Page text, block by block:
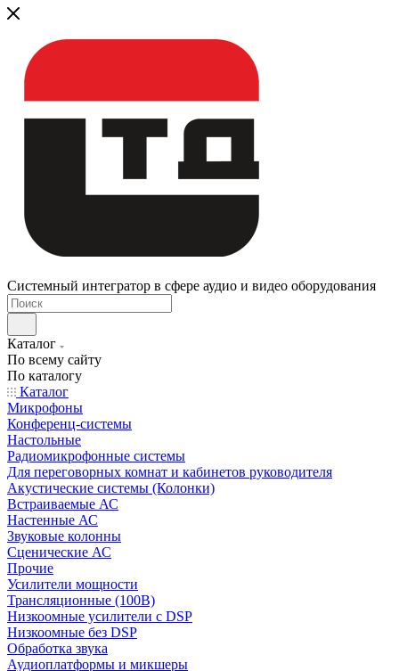
Системный интегратор в сфере аудио и видео оборудования
Каталог
По всему сайту
По каталогу
Каталог
Микрофоны
Конференц-системы
Настольные
Радиомикрофонные системы
Для переговорных комнат и кабинетов руководителя
Акустические системы (Колонки)
Встраиваемые АС
Настенные АС
Звуковые колонны
Сценические АС
Прочие
Усилители мощности
Трансляционные (100В)
Низкоомные усилители с DSP
Низкоомные без DSP
Обработка звука
Аудиоплатформы и микшеры